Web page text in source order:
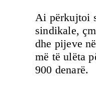
Ai përkujtoi
sindikale,
dhe pijeve
më të ulëta
900 denarë.